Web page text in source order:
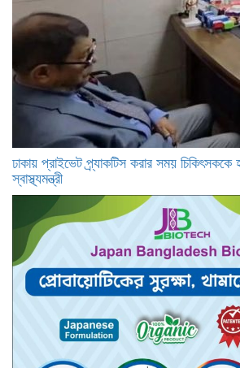
ঢাকায় প্রাইভেট প্র্যাকটিস করার সময় চিকিৎসককে
স্বাস্থ্যমন্ত্রী